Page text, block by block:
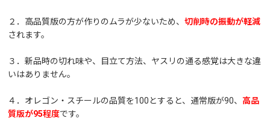
２．高品質版の方が作りのムラが少ないため、切削時の振動が軽減
されます。
３．新品時の切れ味や、目立て方法、ヤスリの通る感覚は大きな違
いはありません。
４．オレゴン・スチールの品質を100とすると、通常版が90、 高品
質版が95程度です。